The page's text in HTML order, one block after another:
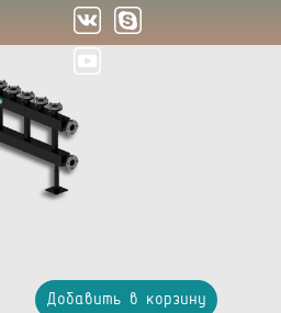
универсальный
Добавить в корзину